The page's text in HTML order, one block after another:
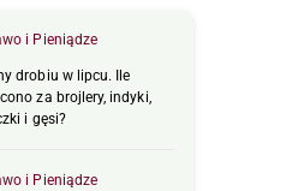
i Pieniądze
drobiu w lipcu. Ile
za brojlery, indyki,
i gęsi?
i Pieniądze